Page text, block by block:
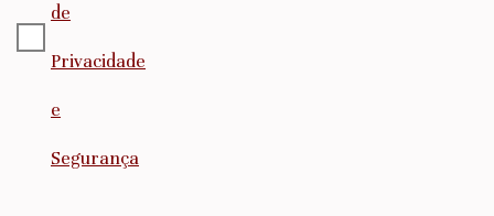
de
Privacidade
e
Segurança